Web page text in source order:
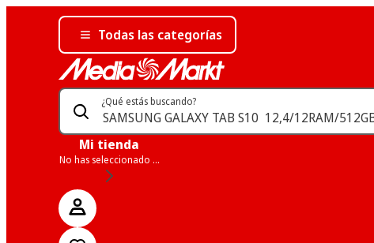
Todas las categorías
¿Qué estás buscando?
Mi tienda
No has seleccionado una tienda